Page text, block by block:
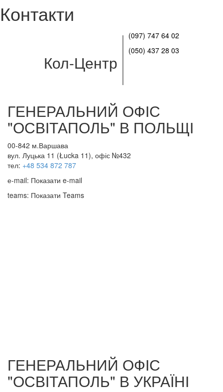
Контакти
Кол-Центр
(097) 747 64 02
(050) 437 28 03
ГЕНЕРАЛЬНИЙ ОФІС
"ОСВІТАПОЛЬ" В ПОЛЬЩІ
00-842 м.Варшава
вул. Луцька 11 (Łucka 11), офіс №432
тел: +48 534 872 787
е-mail: Показати e-mail
teams: Показати Teams
ГЕНЕРАЛЬНИЙ ОФІС
"ОСВІТАПОЛЬ" В УКРАЇНІ